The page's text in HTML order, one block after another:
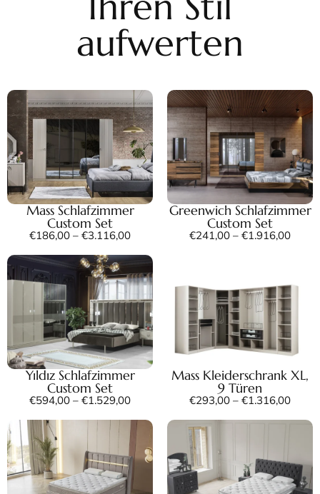
aufwerten
Mass Schlafzimmer
Custom Set
€186,00 – €3.116,00
Greenwich Schlafzimmer
Custom Set
€241,00 – €1.916,00
Yıldız Schlafzimmer
Custom Set
€594,00 – €1.529,00
Mass Kleiderschrank XL,
9 Türen
€293,00 – €1.316,00